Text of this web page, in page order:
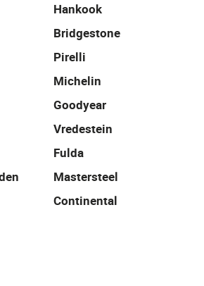
Hankook
Bridgestone
Pirelli
Michelin
Goodyear
Vredestein
Fulda
Mastersteel
Continental